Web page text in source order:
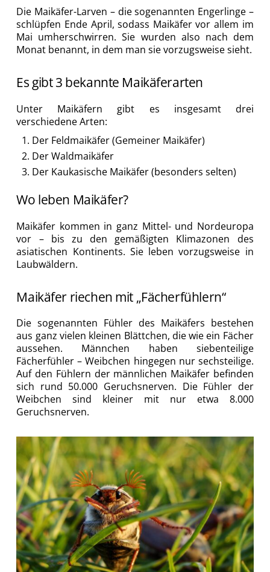
Die Maikäfer-Larven – die sogenannten Engerlinge –
schlüpfen Ende April, sodass Maikäfer vor allem im
Mai umherschwirren. Sie wurden also nach dem
Monat benannt, in dem man sie vorzugsweise sieht.
Es gibt 3 bekannte Maikäferarten
Unter Maikäfern gibt es insgesamt drei
verschiedene Arten:
Der Feldmaikäfer (Gemeiner Maikäfer)
Der Waldmaikäfer
Der Kaukasische Maikäfer (besonders selten)
Wo leben Maikäfer?
Maikäfer kommen in ganz Mittel- und Nordeuropa
vor – bis zu den gemäßigten Klimazonen des
asiatischen Kontinents. Sie leben vorzugsweise in
Laubwäldern.
Maikäfer riechen mit „Fächerfühlern“
Die sogenannten Fühler des Maikäfers bestehen
aus ganz vielen kleinen Blättchen, die wie ein Fächer
aussehen. Männchen haben siebenteilige
Fächerfühler – Weibchen hingegen nur sechsteilige.
Auf den Fühlern der männlichen Maikäfer befinden
sich rund 50.000 Geruchsnerven. Die Fühler der
Weibchen sind kleiner mit nur etwa 8.000
Geruchsnerven.